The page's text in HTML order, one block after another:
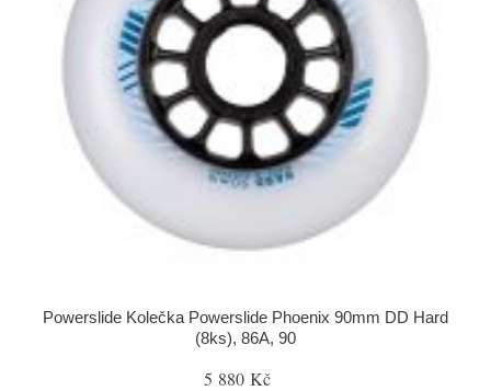
Powerslide Kolečka Powerslide Phoenix 90mm DD Hard
(8ks), 86A, 90
5 880 Kč